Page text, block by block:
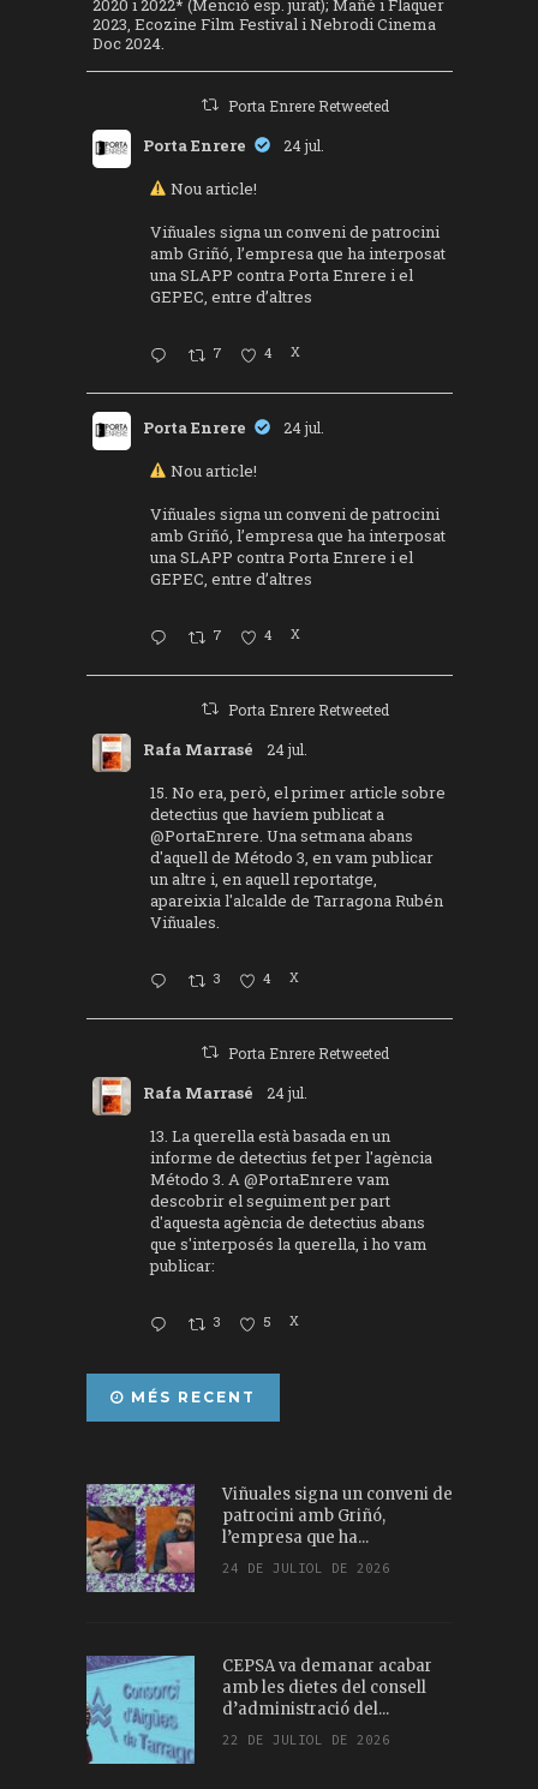
2020 i 2022* (Menció esp. jurat); Mañé i Flaquer
2023, Ecozine Film Festival i Nebrodi Cinema
Doc 2024.
Porta Enrere Retweeted
Porta Enrere 24 jul.
Nou article!
Viñuales signa un conveni de patrocini
amb Griñó, l’empresa que ha interposat
una SLAPP contra Porta Enrere i el
GEPEC, entre d’altres
7 4 X
Porta Enrere 24 jul.
Nou article!
Viñuales signa un conveni de patrocini
amb Griñó, l’empresa que ha interposat
una SLAPP contra Porta Enrere i el
GEPEC, entre d’altres
7 4 X
Porta Enrere Retweeted
Rafa Marrasé 24 jul.
15. No era, però, el primer article sobre
detectius que havíem publicat a
@PortaEnrere. Una setmana abans
d'aquell de Método 3, en vam publicar
un altre i, en aquell reportatge,
apareixia l'alcalde de Tarragona Rubén
Viñuales.
3 4 X
Porta Enrere Retweeted
Rafa Marrasé 24 jul.
13. La querella està basada en un
informe de detectius fet per l'agència
Método 3. A@PortaEnrere vam
descobrir el seguiment per part
d'aquesta agència de detectius abans
que s'interposés la querella, i ho vam
publicar:
3 5 X
MÉS RECENT
Viñuales signa un conveni de
patrocini amb Griñó,
l’empresa que ha...
24 DE JULIOL DE 2026
CEPSA va demanar acabar
amb les dietes del consell
d’administració del...
22 DE JULIOL DE 2026